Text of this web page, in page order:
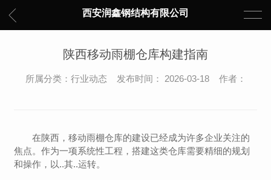
西安润鑫钢结构有限公司
陕西移动雨棚仓库构建指南
所属分类：行业动态 发布时间： 2026-03-18 作者：
在陕西，移动雨棚仓库的建设已经成为许多企业关注的
焦点。作为一项系统性工程，搭建这类仓库需要精细的规划
和操作，以..其..运转。